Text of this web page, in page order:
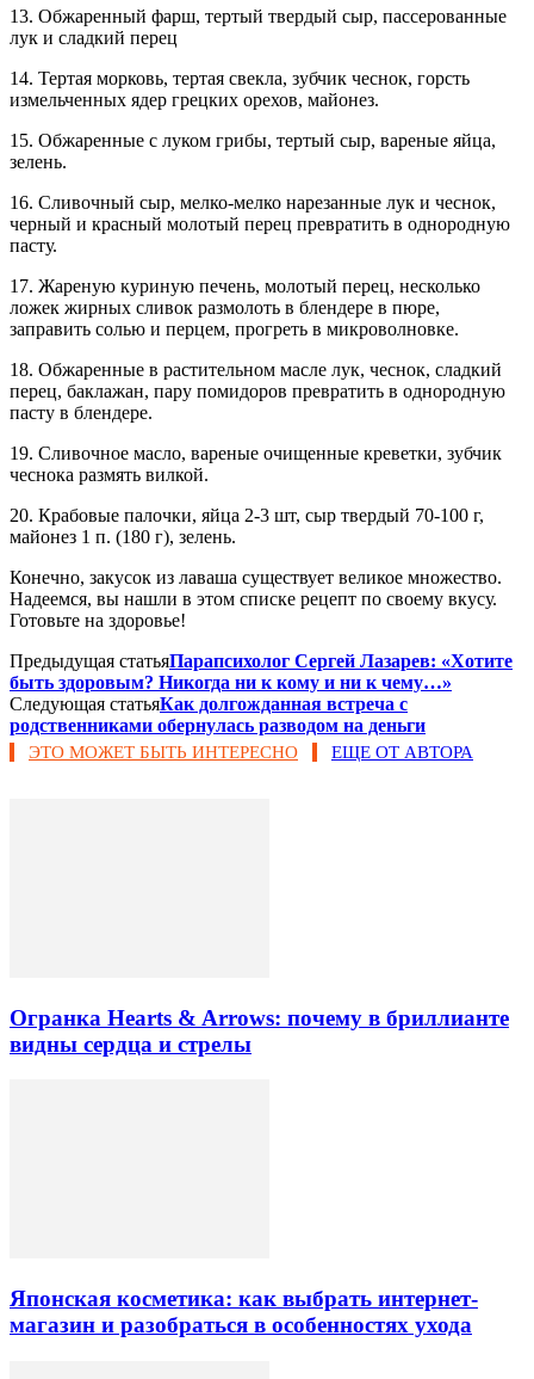
13. Обжаренный фарш, тертый твердый сыр, пассерованные
лук и сладкий перец
14. Тертая морковь, тертая свекла, зубчик чеснок, горсть
измельченных ядер грецких орехов, майонез.
15. Обжаренные с луком грибы, тертый сыр, вареные яйца,
зелень.
16. Сливочный сыр, мелко-мелко нарезанные лук и чеснок,
черный и красный молотый перец превратить в однородную
пасту.
17. Жареную куриную печень, молотый перец, несколько
ложек жирных сливок размолоть в блендере в пюре,
заправить солью и перцем, прогреть в микроволновке.
18. Обжаренные в растительном масле лук, чеснок, сладкий
перец, баклажан, пару помидоров превратить в однородную
пасту в блендере.
19. Сливочное масло, вареные очищенные креветки, зубчик
чеснока размять вилкой.
20. Крабовые палочки, яйца 2-3 шт, сыр твердый 70-100 г,
майонез 1 п. (180 г), зелень.
Конечно, закусок из лаваша существует великое множество.
Надеемся, вы нашли в этом списке рецепт по своему вкусу.
Готовьте на здоровье!
Предыдущая статьяПарапсихолог Сергей Лазарев: «Хотите
быть здоровым? Никогда ни к кому и ни к чему…»
Следующая статьяКак долгожданная встреча с
родственниками обернулась разводом на деньги
ЭТО МОЖЕТ БЫТЬ ИНТЕРЕСНО ЕЩЕ ОТ АВТОРА
Огранка Hearts & Arrows: почему в бриллианте
видны сердца и стрелы
Японская косметика: как выбрать интернет-
магазин и разобраться в особенностях ухода